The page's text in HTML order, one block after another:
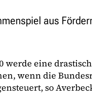
aus
werde eine
wenn die
so